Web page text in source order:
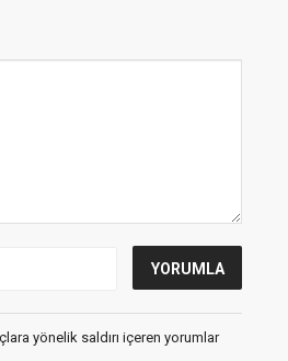
yönelik saldırı içeren yorumlar